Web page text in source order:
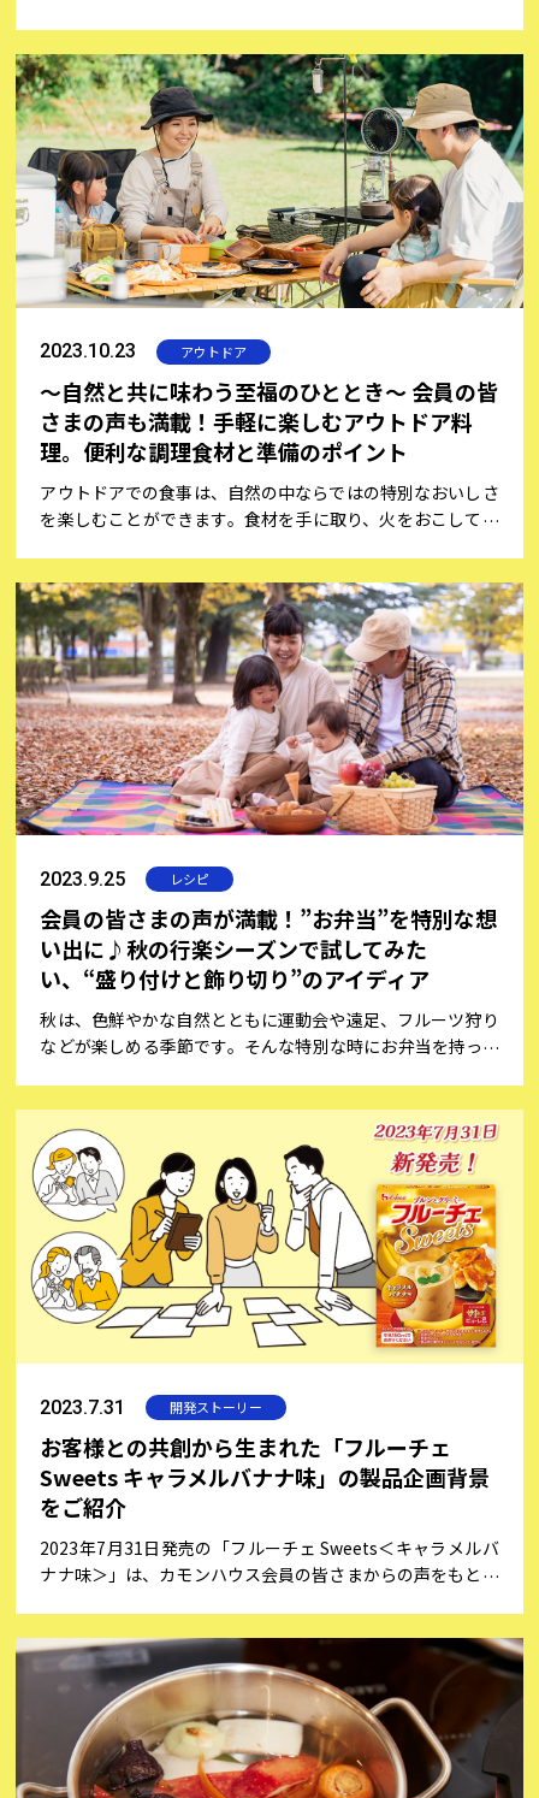
2023.10.23 アウトドア
～自然と共に味わう至福のひととき～ 会員の皆
さまの声も満載！手軽に楽しむアウトドア料
理。便利な調理食材と準備のポイント
アウトドアでの食事は、自然の中ならではの特別なおいしさ
を楽しむことができます。食材を手に取り、火をおこして料
にとっては屋外での調理は慣れていないため、戸惑うことも
あるでしょう。そこで、会員の皆さまの声をご紹介しなが
ら、アウトドア料理を楽しむポイントをご紹介します。おす
すめの道具や下準備のコツ、便利な調理食材などをお伝え
し、初心者の方でも楽しくおいしい料理を作るヒントをご紹
介。今回は、キャンプコーディネーター/アウトドア専門家
として活躍している「松尾真里子さん」にキャンプのコツや
レシピ提案をしていただきました！
2023.9.25 レシピ
会員の皆さまの声が満載！”お弁当”を特別な想
い出に♪秋の行楽シーズンで試してみた
い、“盛り付けと飾り切り”のアイディア
秋は、色鮮やかな自然とともに運動会や遠足、フルーツ狩り
などが楽しめる季節です。そんな特別な時にお弁当を持って
も楽しみの一つですね。そこで、今回は会員の皆さまからご
投稿いただいたお弁当にまつわる想い出をご紹介しながら、
お弁当を特別なものにするための盛り付けのコツと、初心者
でも簡単にできる楽しい飾り切りのアイディアをご紹介いた
します。
2023.7.31 開発ストーリー
お客様との共創から生まれた「フルーチェ
Sweets キャラメルバナナ味」の製品企画背景
をご紹介
2023年7月31日発売の「フルーチェ Sweets＜キャラメルバ
ナナ味＞」は、カモンハウス会員の皆さまからの声をもとに